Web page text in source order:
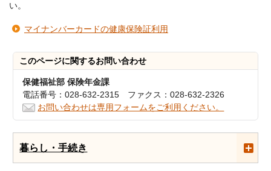
い。
マイナンバーカードの健康保険証利用
このページに関するお問い合わせ
保健福祉部 保険年金課
電話番号：028-632-2315 ファクス：028-632-2326
お問い合わせは専用フォームをご利用ください。
暮らし・手続き